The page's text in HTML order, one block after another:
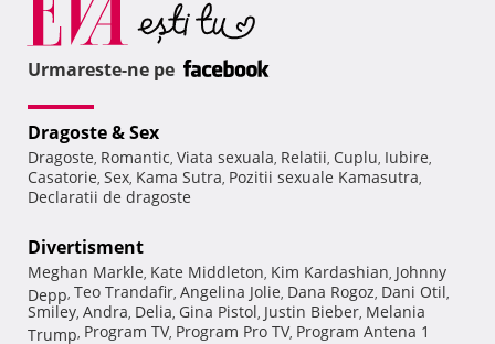
Urmareste-ne pe
Dragoste & Sex
Dragoste, Romantic, Viata sexuala, Relatii, Cuplu, Iubire,
Casatorie, Sex, Kama Sutra, Pozitii sexuale Kamasutra,
Declaratii de dragoste
Divertisment
Meghan Markle, Kate Middleton, Kim Kardashian, Johnny
Depp, Teo Trandafir, Angelina Jolie, Dana Rogoz, Dani Otil,
Smiley, Andra, Delia, Gina Pistol, Justin Bieber, Melania
Trump, Program TV, Program Pro TV, Program Antena 1